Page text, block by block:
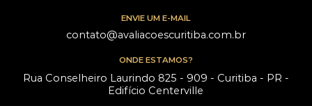
ENVIE UM E-MAIL
contato@avaliacoescuritiba.com.br
ONDE ESTAMOS?
Rua Conselheiro Laurindo 825 - 909 - Curitiba - PR -
Edifício Centerville